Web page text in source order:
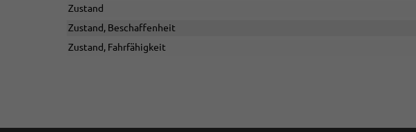
Zustand
Zustand, Beschaffenheit
Zustand, Fahrfähigkeit